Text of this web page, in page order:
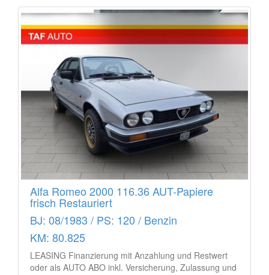
Alfa Romeo 2000 116.36 AUT-Papiere
frisch Restauriert
BJ: 08/1983 / PS: 120 / Benzin
KM: 80.825
LEASING Finanzierung mit Anzahlung und Restwert
oder als AUTO ABO inkl. Versicherung, Zulassung und